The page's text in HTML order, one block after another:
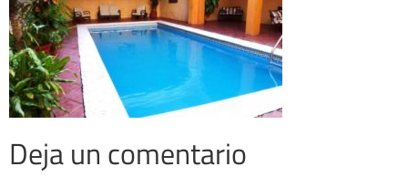
Deja un comentario